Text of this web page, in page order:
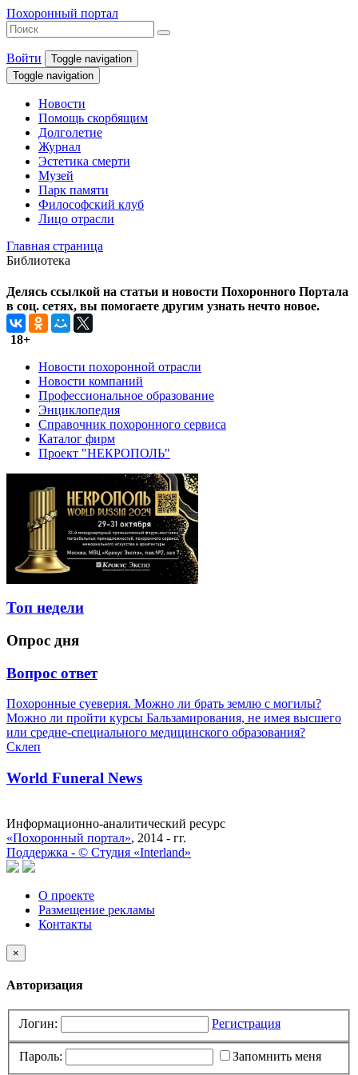
Похоронный портал
Войти
Toggle navigation
Toggle navigation
Новости
Помощь скорбящим
Долголетие
Журнал
Эстетика смерти
Музей
Парк памяти
Философский клуб
Лицо отрасли
Главная страница
Библиотека
Делясь ссылкой на статьи и новости Похоронного Портала
в соц. сетях, вы помогаете другим узнать нечто новое.
18+
Новости похоронной отрасли
Новости компаний
Профессиональное образование
Энциклопедия
Справочник похоронного сервиса
Каталог фирм
Проект "НЕКРОПОЛЬ"
Топ недели
Опрос дня
Вопрос ответ
Похоронные суеверия. Можно ли брать землю с могилы?
Можно ли пройти курсы Бальзамирования, не имея высшего
или средне-специального медицинского образования?
Склеп
World Funeral News
Информационно-аналитический ресурс
«Похоронный портал», 2014 - гг.
Поддержка - © Cтудия «Interland»
О проекте
Размещение рекламы
Контакты
×
Авторизация
Логин: Регистрация
Пароль: Запомнить меня